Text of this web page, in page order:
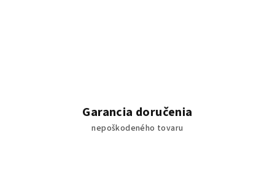
Garancia doručenia
nepoškodeného tovaru